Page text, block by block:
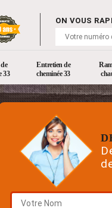
ON VOUS
33
Entretien de
cheminée 33